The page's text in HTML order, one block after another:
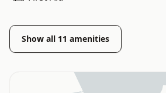
Show all 11 amenities